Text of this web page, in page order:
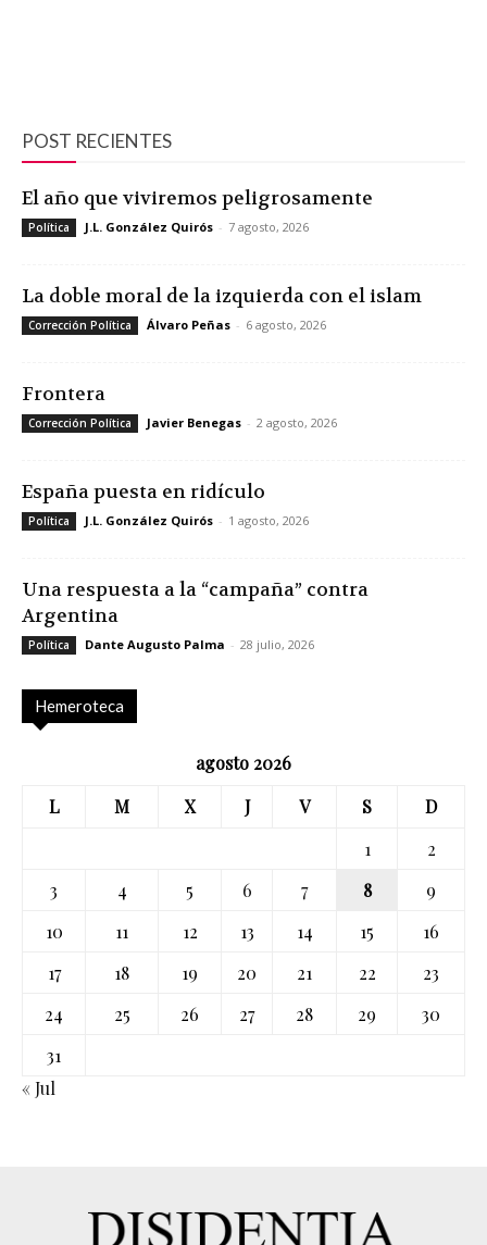
POST RECIENTES
El año que viviremos peligrosamente
Política J.L. González Quirós - 7 agosto, 2026
La doble moral de la izquierda con el islam
Corrección Política Álvaro Peñas - 6 agosto, 2026
Frontera
Corrección Política Javier Benegas - 2 agosto, 2026
España puesta en ridículo
Política J.L. González Quirós - 1 agosto, 2026
Una respuesta a la “campaña” contra
Argentina
Política Dante Augusto Palma - 28 julio, 2026
Hemeroteca
agosto 2026
L
M X J V S
D
1
2
3
4 5 6 7 8
9
10
11 12 13 14 15
16
17
18 19 20 21 22
23
24
25 26 27 28 29
30
31
« Jul